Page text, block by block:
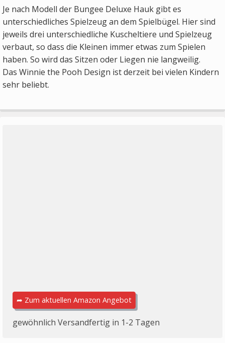
Je nach Modell der Bungee Deluxe Hauk gibt es
unterschiedliches Spielzeug an dem Spielbügel. Hier sind
jeweils drei unterschiedliche Kuscheltiere und Spielzeug
verbaut, so dass die Kleinen immer etwas zum Spielen
haben. So wird das Sitzen oder Liegen nie langweilig.
Das Winnie the Pooh Design ist derzeit bei vielen Kindern
sehr beliebt.
➦ Zum aktuellen Amazon Angebot
gewöhnlich Versandfertig in 1-2 Tagen